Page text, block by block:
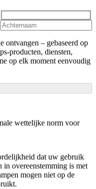
ontvangen – gebaseerd op
producten, diensten,
op elk moment eenvoudig
wettelijke norm voor
dat uw gebruik
overeenstemming is met
mogen niet op de